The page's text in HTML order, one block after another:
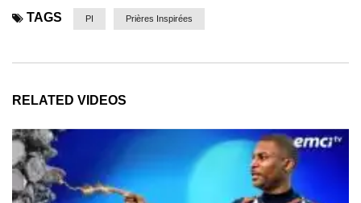
TAGS PI Prières Inspirées
RELATED VIDEOS